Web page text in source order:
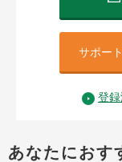
サポー
登
あなたにおす